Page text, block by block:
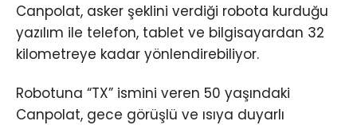
Canpolat, asker şeklini verdiği robota kurduğu
yazılım ile telefon, tablet ve bilgisayardan 32
kilometreye kadar yönlendirebiliyor.
Robotuna “TX” ismini veren 50 yaşındaki
Canpolat, gece görüşlü ve ısıya duyarlı